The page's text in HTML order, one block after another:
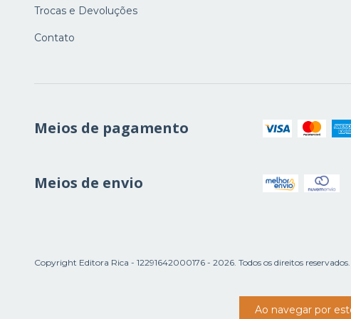
Ao navegar por
Trocas e Devoluções
Contato
Meios de pagamento
Meios de envio
Copyright Editora Rica - 12291642000176 - 2026. Todos os direitos reservados.